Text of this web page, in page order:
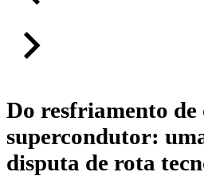
Do resfriamento de
supercondutor:
disputa de rota